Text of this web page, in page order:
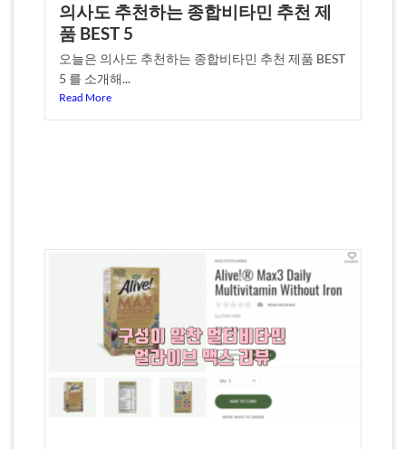
의사도 추천하는 종합비타민 추천 제
품 BEST 5
오늘은 의사도 추천하는 종합비타민 추천 제품 BEST
5 를 소개해...
Read More